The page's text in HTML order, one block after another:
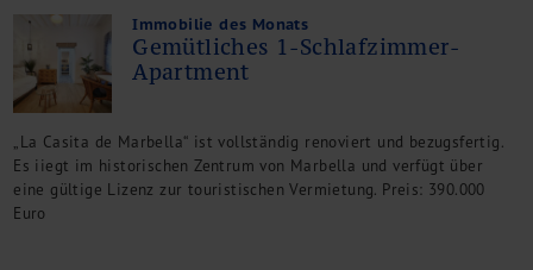
Immobilie des Monats
Gemütliches 1-Schlafzimmer-
Apartment
„La Casita de Marbella“ ist vollständig renoviert und bezugsfertig.
Es iiegt im historischen Zentrum von Marbella und verfügt über
eine gültige Lizenz zur touristischen Vermietung. Preis: 390.000
Euro